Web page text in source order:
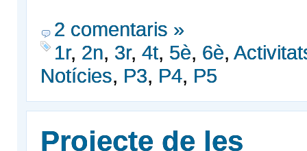
2 comentaris »
1r, 2n, 3r, 4t, 5è, 6è,
Notícies, P3, P4, P5
Projecte de les